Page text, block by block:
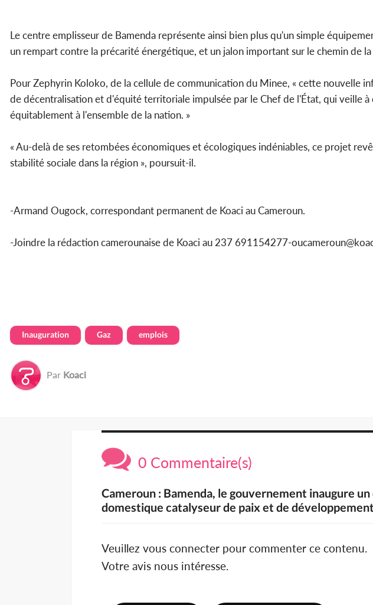
Le centre emplisseur de Bamenda représente ainsi bien plus qu'un simple
un rempart contre la précarité énergétique, et un jalon important sur le chemin de
Pour Zephyrin Koloko, de la cellule de communication du Minee, « cette nouvelle
de décentralisation et d'équité territoriale impulsée par le Chef de l'État, qui veille
équitablement à l'ensemble de la nation. »
« Au-delà de ses retombées économiques et écologiques indéniables, ce projet
stabilité sociale dans la région », poursuit-il.
-Armand Ougock, correspondant permanent de Koaci au Cameroun.
-Joindre la rédaction camerounaise de Koaci au 237 691154277-
Inauguration Gaz emplois
Par Koaci
0 Commentaire(s)
Cameroun : Bamenda, le gouvernement inaugure
domestique catalyseur de paix et de développement
Veuillez vous connecter pour commenter ce contenu.
Votre avis nous intéresse.